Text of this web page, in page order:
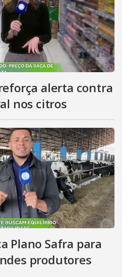
alerta contra
nos citros
Plano Safra para
produtores